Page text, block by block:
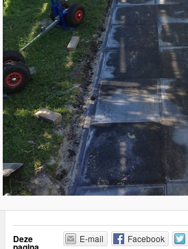
Deze E-mail Facebook